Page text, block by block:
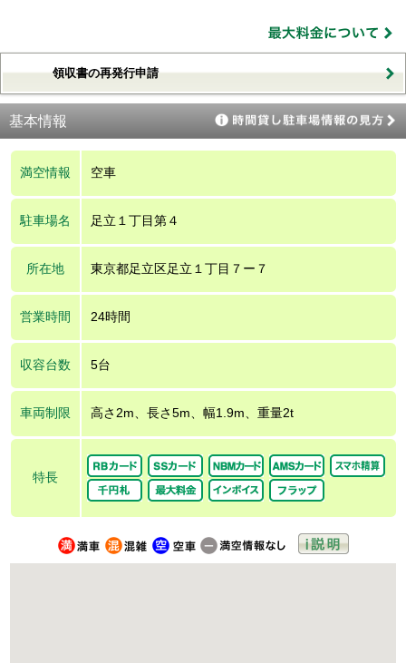
領収書の再発行申請
基本情報
満空情報 空車
駐車場名 足立１丁目第４
所在地 東京都足立区足立１丁目７ー７
営業時間 24時間
収容台数 5台
車両制限 高さ2m、長さ5m、幅1.9m、重量2t
特長